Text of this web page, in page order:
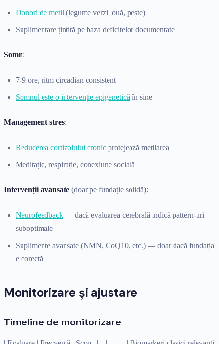
Donori de metil (legume verzi, ouă, pește)
Suplimentare țintită pe baza deficitelor documentate
Somn:
7-9 ore, ritm circadian consistent
Somnul este o intervenție epigenetică în sine
Management stres:
Reducerea cortizolului cronic protejează metilarea
Meditație, respirație, conexiune socială
Intervenții avansate (doar pe fundație solidă):
Neurofeedback — dacă evaluarea cerebrală indică pattern-uri
suboptimale
Suplimente avansate (NMN, CoQ10, etc.) — doar dacă fundația
e corectă
Monitorizare și ajustare
Timeline de monitorizare